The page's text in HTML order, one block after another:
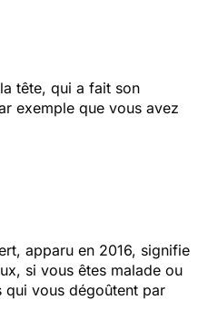
tête, qui a fait son
exemple que vous avez
apparu en 2016, signifie
si vous êtes malade ou
qui vous dégoûtent par